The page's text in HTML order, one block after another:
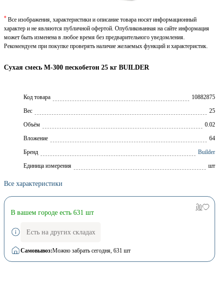
Сухая смесь М-300 пескобетон 25 кг BUILDER
Код товара
10882875
Вес
25
Объём
0.02
Вложение
64
Брeнд
Builder
Единица измерения
шт
Все характеристики
* Все изображения, характеристики и описание товара носят информационный
характер и не являются публичной офертой. Опубликованная на сайте информация
может быть изменена в любое время без предварительного уведомления.
Рекомендуем при покупке проверять наличие желаемых функций и характеристик.
В вашем городе есть 631 шт
Есть на других складах
Самовывоз:Можно забрать сегодня, 631 шт